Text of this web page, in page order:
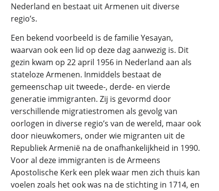
Nederland en bestaat uit Armenen uit diverse
regio’s.
Een bekend voorbeeld is de familie Yesayan,
waarvan ook een lid op deze dag aanwezig is. Dit
gezin kwam op 22 april 1956 in Nederland aan als
stateloze Armenen. Inmiddels bestaat de
gemeenschap uit tweede-, derde- en vierde
generatie immigranten. Zij is gevormd door
verschillende migratiestromen als gevolg van
oorlogen in diverse regio’s van de wereld, maar ook
door nieuwkomers, onder wie migranten uit de
Republiek Armenië na de onafhankelijkheid in 1990.
Voor al deze immigranten is de Armeens
Apostolische Kerk een plek waar men zich thuis kan
voelen zoals het ook was na de stichting in 1714, en